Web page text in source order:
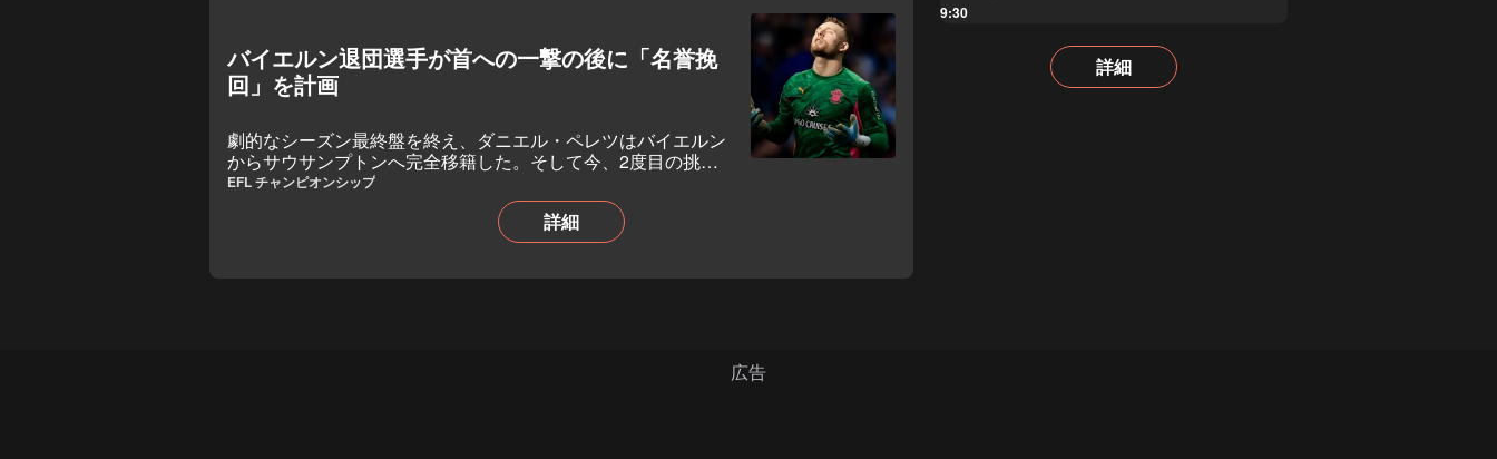
バイエルン退団選手が首への一撃の後に「名誉挽
回」を計画
劇的なシーズン最終盤を終え、ダニエル・ペレツはバイエルン
からサウサンプトンへ完全移籍した。そして今、2度目の挑戦
でプレミアリーグ昇格を目指す。
EFL チャンピオンシップ
詳細
9:30
詳細